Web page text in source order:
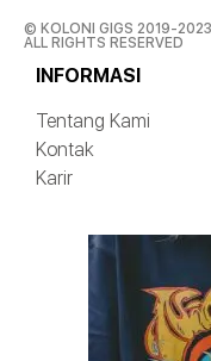
© KOLONI GIGS 2019-
ALL RIGHTS RESERVED
INFORMASI
Tentang Kami
Kontak
Karir